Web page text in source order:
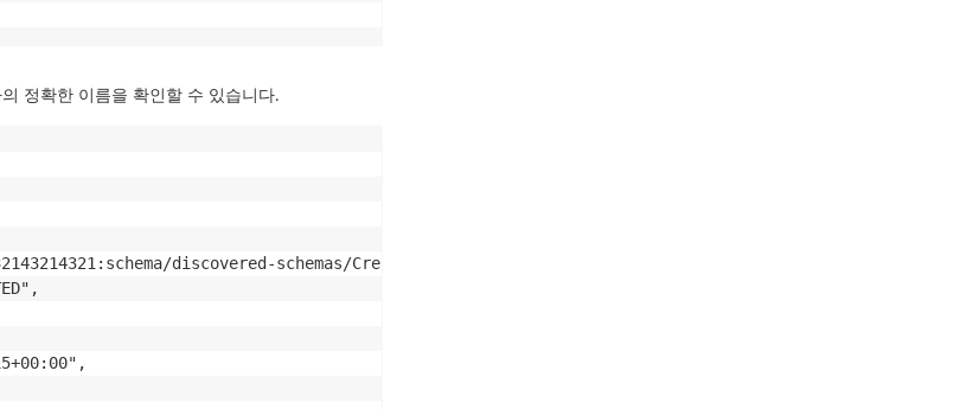
정확한 이름을 확인할 수 있습니다.
discovered-schemas/CreateAccount@ACCOUNT_CREATED",